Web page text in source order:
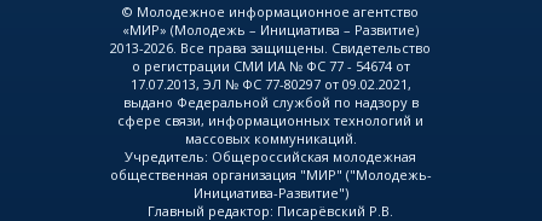
© Молодежное информационное агентство
«МИР» (Молодежь – Инициатива – Развитие)
2013-2026. Все права защищены. Свидетельство
о регистрации СМИ ИА № ФС 77 - 54674 от
17.07.2013, ЭЛ № ФС 77-80297 от 09.02.2021,
выдано Федеральной службой по надзору в
сфере связи, информационных технологий и
массовых коммуникаций.
Учредитель: Общероссийская молодежная
общественная организация "МИР" ("Молодежь-
Инициатива-Развитие")
Главный редактор: Писарёвский Р.В.